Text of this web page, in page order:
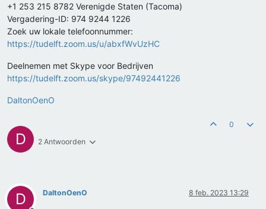
+1 253 215 8782 Verenigde Staten (Tacoma)
Vergadering-ID: 974 9244 1226
Zoek uw lokale telefoonnummer:
https://tudelft.zoom.us/u/abxfWvUzHC
Deelnemen met Skype voor Bedrijven
https://tudelft.zoom.us/skype/97492441226
DaltonOenO
D 2 Antwoorden
0
D DaltonOenO 8 feb. 2023 13:29